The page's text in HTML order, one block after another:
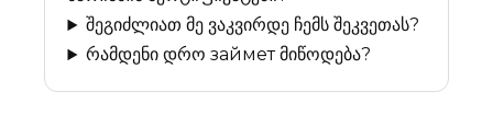
შეგიძლიათ მე ვაკვირდე ჩემს შეკვეთას?
რამდენი დრო займет მიწოდება?